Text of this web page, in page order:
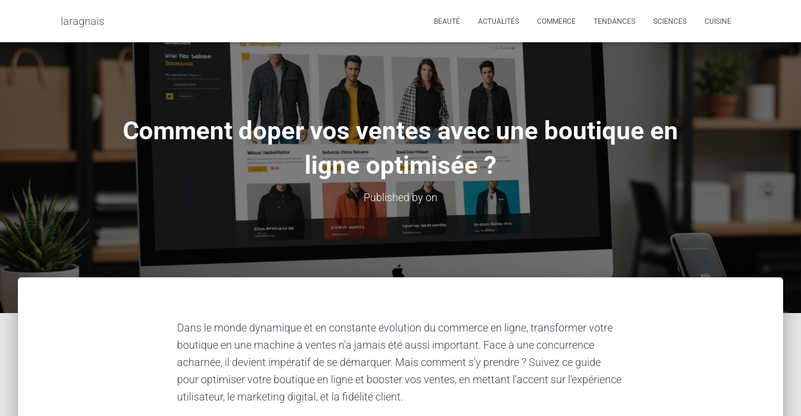
laragnais BEAUTÉ ACTUALITÉS COMMERCE TENDANCES SCIENCES CUISINE
Comment doper vos ventes avec une boutique en
ligne optimisée ?
Published byon
Dans le monde dynamique et en constante évolution du commerce en ligne, transformer votre
boutique en une machine à ventes n’a jamais été aussi important. Face à une concurrence
acharnée, il devient impératif de se démarquer. Mais comment s’y prendre ? Suivez ce guide
pour optimiser votre boutique en ligne et booster vos ventes, en mettant l’accent sur l’expérience
utilisateur, le marketing digital, et la fidélité client.